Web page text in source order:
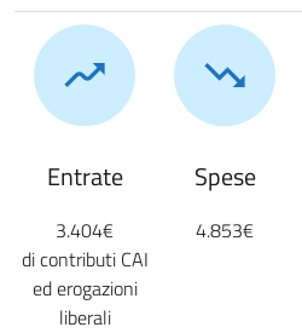
Entrate
3.404€
di contributi CAI
ed erogazioni
liberali
Spese
4.853€